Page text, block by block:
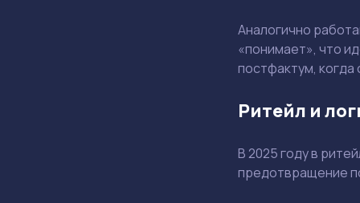
Аналогично
«понимает», что
постфактум, когда
Ритейл и
В 2025 году в
предотвращение